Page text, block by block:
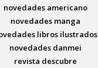
novedades americano
novedades manga
libros ilustrados
novedades danmei
revista descubre